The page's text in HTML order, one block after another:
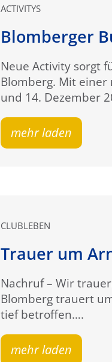
ACTIVITYS
Blomberger
Neue Activity sorgt
Blomberg. Mit einer
und 14. Dezember
mehr laden
CLUBLEBEN
Trauer um
Nachruf – Wir
Blomberg trauert
tief betroffen….
mehr laden